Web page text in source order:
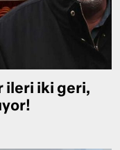
ileri iki geri,